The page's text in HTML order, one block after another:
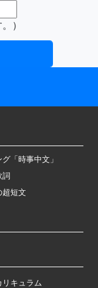
）
グ「時事中文」
詞
超短文
リキュラム